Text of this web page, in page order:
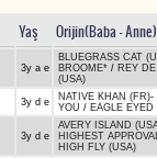
Yaş Orijin(Baba - Anne)
3y a e
BLUEGRASS CAT
BROOME* / REY
(USA)
3y d e NATIVE KHAN (FR)-
YOU / EAGLE EYED
3y d e
AVERY ISLAND
HIGHEST
HIGH FLY (USA)